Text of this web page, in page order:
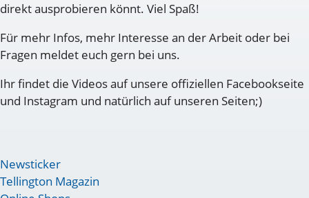
direkt ausprobieren könnt. Viel Spaß!
Für mehr Infos, mehr Interesse an der Arbeit oder bei
Fragen meldet euch gern bei uns.
Ihr findet die Videos auf unsere offiziellen Facebookseite
und Instagram und natürlich auf unseren Seiten;)
Newsticker
Tellington Magazin